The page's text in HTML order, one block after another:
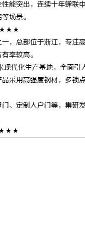
突出，连续十年蝉联
场景。
总部位于浙江，专注
率较高。
化生产基地，全面引
用高强度钢材，多锁
定制入户门等，集研